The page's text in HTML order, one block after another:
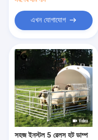
খবর
একটি উদ্ধৃতি অনুরোধ করুন
ধাতু তারের জাল বেড়া
মেটাল অস্থায়ী বেড়া
এখন যোগাযোগ
সহজ ইনস্টল 5 রেলস হট ডাম্প